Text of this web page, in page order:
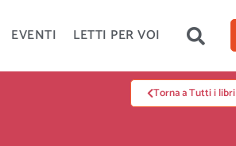
EVENTI LETTI PER VOI
Torna a Tutti i libri